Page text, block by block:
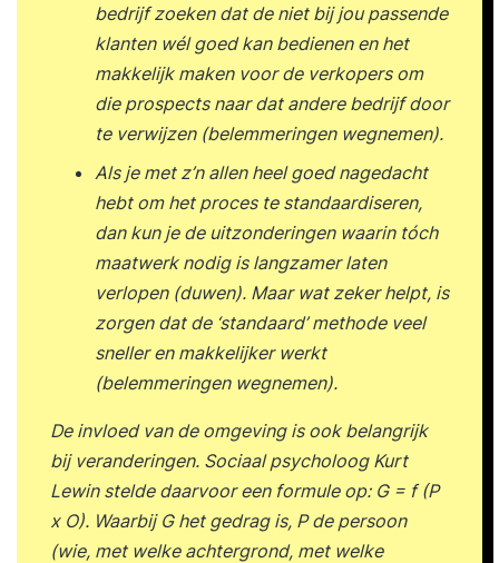
bedrijf zoeken dat de niet bij jou passende
klanten wél goed kan bedienen en het
makkelijk maken voor de verkopers om
die prospects naar dat andere bedrijf door
te verwijzen (belemmeringen wegnemen).
Als je met z’n allen heel goed nagedacht
hebt om het proces te standaardiseren,
dan kun je de uitzonderingen waarin tóch
maatwerk nodig is langzamer laten
verlopen (duwen). Maar wat zeker helpt, is
zorgen dat de ‘standaard’ methode veel
sneller en makkelijker werkt
(belemmeringen wegnemen).
De invloed van de omgeving is ook belangrijk
bij veranderingen. Sociaal psycholoog Kurt
Lewin stelde daarvoor een formule op: G = f (P
x O). Waarbij G het gedrag is, P de persoon
(wie, met welke achtergrond, met welke